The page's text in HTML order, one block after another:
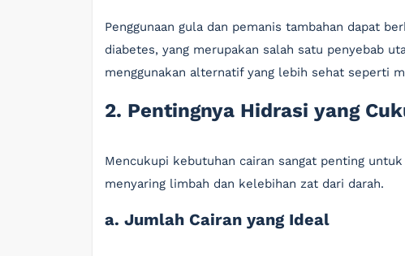
Penggunaan gula dan pemanis tambahan dapat
diabetes, yang merupakan salah satu penyebab
menggunakan alternatif yang lebih sehat seperti
2. Pentingnya Hidrasi yang
Mencukupi kebutuhan cairan sangat penting
menyaring limbah dan kelebihan zat dari darah.
a. Jumlah Cairan yang Ideal